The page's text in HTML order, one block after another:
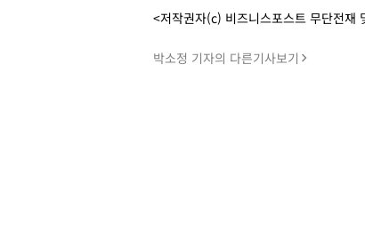
<저작권자(c) 비즈니스포스트 무단전재
박소정 기자의 다른기사보기